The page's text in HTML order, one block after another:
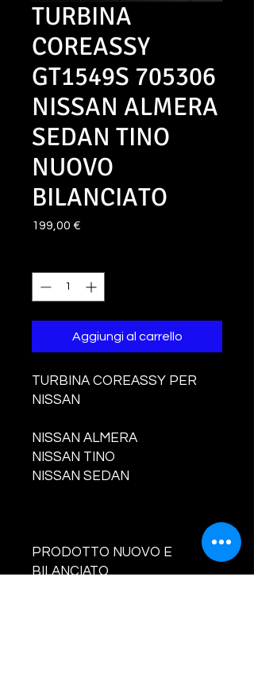
TURBINA
COREASSY
GT1549S 705306
NISSAN ALMERA
SEDAN TINO
NUOVO
BILANCIATO
199,00 €
Aggiungi al carrello
TURBINA COREASSY PER
NISSAN
NISSAN ALMERA
NISSAN TINO
NISSAN SEDAN
PRODOTTO NUOVO E
BILANCIATO